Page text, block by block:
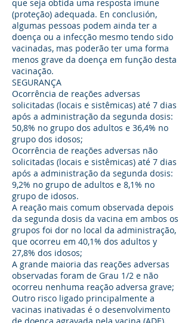
que seja obtida uma resposta imune
(proteção) adequada. En conclusión,
algumas pessoas podem ainda ter a
doença ou a infecção mesmo tendo sido
vacinadas, mas poderão ter uma forma
menos grave da doença em função desta
vacinação.
SEGURANÇA
Ocorrência de reações adversas
solicitadas (locais e sistêmicas) até 7 dias
após a administração da segunda dosis:
50,8% no grupo dos adultos e 36,4% no
grupo dos idosos;
Ocorrência de reações adversas não
solicitadas (locais e sistêmicas) até 7 dias
após a administração da segunda dosis:
9,2% no grupo de adultos e 8,1% no
grupo de idosos.
A reação mais comum observada depois
da segunda dosis da vacina em ambos os
grupos foi dor no local da administração,
que ocorreu em 40,1% dos adultos y
27,8% dos idosos;
A grande maioria das reações adversas
observadas foram de Grau 1/2 e não
ocorreu nenhuma reação adversa grave;
Outro risco ligado principalmente a
vacinas inativadas é o desenvolvimento